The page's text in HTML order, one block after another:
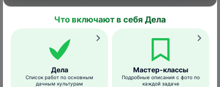
других видов гусей, стая белолобых
довольно часто перестраивается.
Когда можно увидеть белолобого
гуся
Что включают в себя Дела
Дела
Список работ по основным
дачным культурам
Мастер-классы
Подробные описания с фото по
каждой задаче